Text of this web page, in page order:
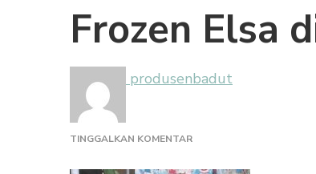
Frozen Elsa
produsenbadut
TINGGALKAN KOMENTARPADA